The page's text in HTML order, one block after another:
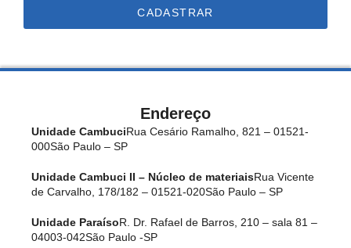
CADASTRAR
Endereço
Unidade CambuciRua Cesário Ramalho, 821 – 01521-
000São Paulo – SP
Unidade Cambuci II – Núcleo de materiaisRua Vicente
de Carvalho, 178/182 – 01521-020São Paulo – SP
Unidade ParaísoR. Dr. Rafael de Barros, 210 – sala 81 –
04003-042São Paulo -SP